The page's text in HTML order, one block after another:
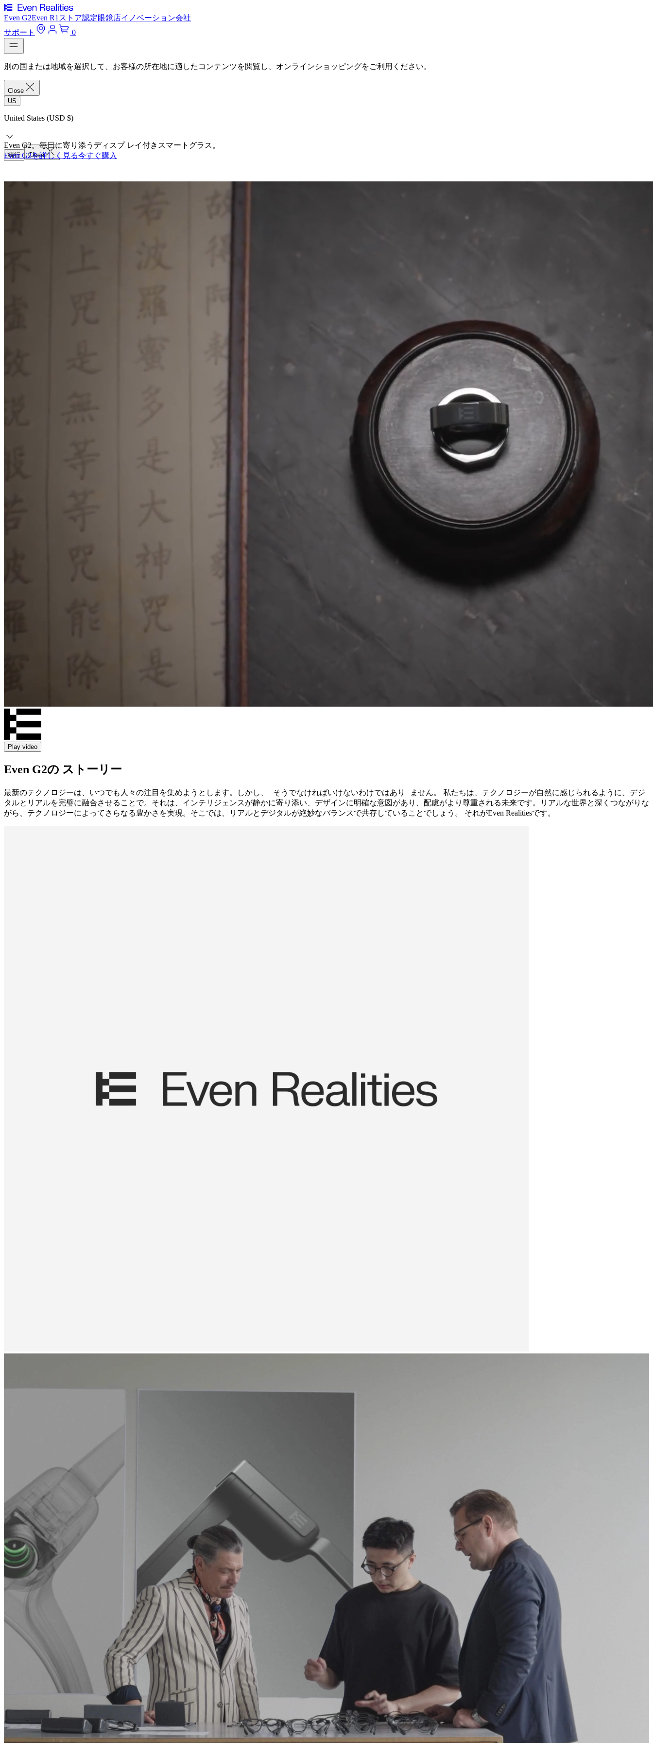
Even G2Even R1 ストア認定眼鏡店イノベーション会社
サポート
0
別の国または地域を選択して、お客様の所在地に適したコンテンツを閲覧し、オンラインショッピングをご利用ください。
Close
US
United States (USD $)
続行 Close
Even G2。毎日に寄り添うディスプ レイ付きスマートグラス。
Even G2を詳しく見る今すぐ購入
Play video
Even G2の ストーリー
最新のテクノロジーは、いつでも人々の注目を集めようとします。しかし、 そうでなければいけないわけではあり ません。 私たちは、テクノロジーが自然に感じられるように、デジ
タルとリアルを完璧に融合させることで。それは、インテリジェンスが静かに寄り添い、デザインに明確な意図があり、配慮がより尊重される未来です。リアルな世界と深くつながりな
がら、テクノロジーによってさらなる豊かさを実現。そこでは、リアルとデジタルが絶妙なバランスで共存していることでしょう。 それがEven Realitiesです。